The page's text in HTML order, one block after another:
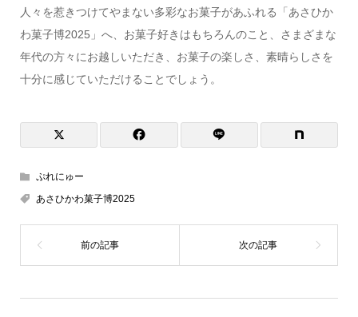
人々を惹きつけてやまない多彩なお菓子があふれる「あさひか
わ菓子博2025」へ、お菓子好きはもちろんのこと、さまざまな
年代の方々にお越しいただき、お菓子の楽しさ、素晴らしさを
十分に感じていただけることでしょう。
ぷれにゅー
あさひかわ菓子博2025